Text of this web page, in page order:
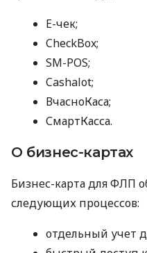
E-чек;
CheckBox;
SM-POS;
Cashalot;
ВчасноКаса;
СмартКасса.
О бизнес-картах
Бизнес-карта для ФЛП
следующих процессов:
отдельный учет